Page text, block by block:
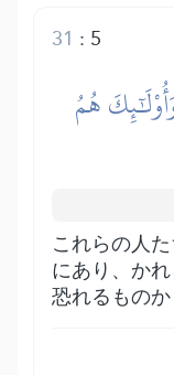
5
:
31
هُمُ
これらの人
にあり、かれ
恐れるものか